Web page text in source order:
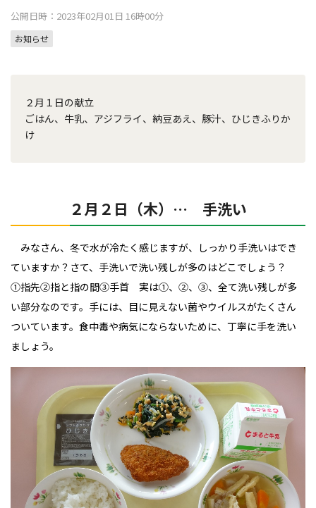
公開日時：2023年02月01日 16時00分
お知らせ
２月１日の献立
ごはん、牛乳、アジフライ、納豆あえ、豚汁、ひじきふりか
け
２月２日（木）… 手洗い
みなさん、冬で水が冷たく感じますが、しっかり手洗いはでき
ていますか？さて、手洗いで洗い残しが多のはどこでしょう？
①指先②指と指の間③手首 実は①、②、③、全て洗い残しが多
い部分なのです。手には、目に見えない菌やウイルスがたくさん
ついています。食中毒や病気にならないために、丁寧に手を洗い
ましょう。